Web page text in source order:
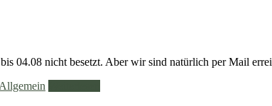
04.08 nicht besetzt. Aber wir sind natürlich per Mail
Allgemein